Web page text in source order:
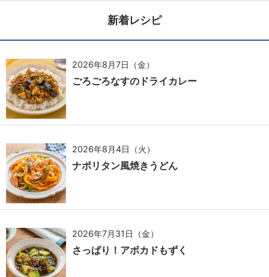
新着レシピ
2026年8月7日（金）
ごろごろなすのドライカレー
2026年8月4日（火）
ナポリタン風焼きうどん
2026年7月31日（金）
さっぱり！アボカドもずく